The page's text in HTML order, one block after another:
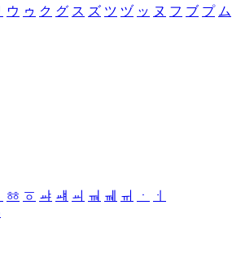
ウ ゥ ク グ ス ズ ツ ヅ ッ ヌ フ ブ プ ム
ㆅ ㆆ ㆇ ㆈ ㆉ ㆊ ㆋ ㆌ ㆍ
ㆎ